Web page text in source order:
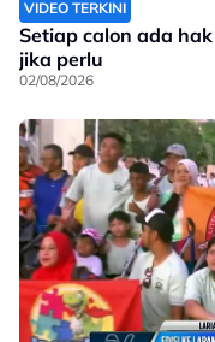
VIDEO TERKINI
Setiap calon ada
jika perlu
02/08/2026